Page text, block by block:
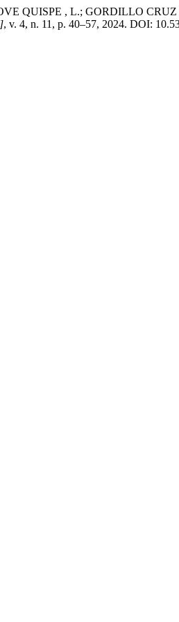
QUISPE , L.; GORDILLO CRUZ ,
, v. 4, n. 11, p. 40–57, 2024. DOI: